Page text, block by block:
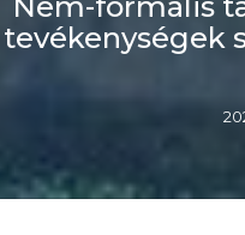
Nem-formális
tevékenységek